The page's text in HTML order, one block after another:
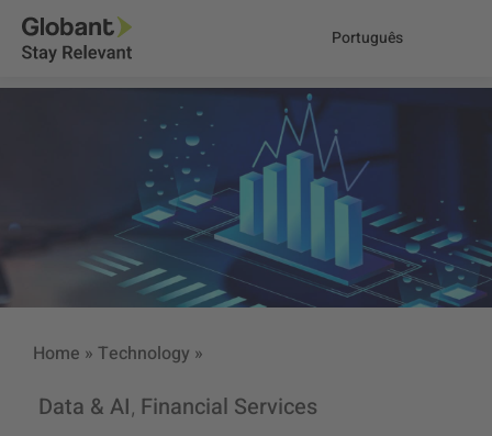
Português
Home » Technology »
Data & AI , Financial Services